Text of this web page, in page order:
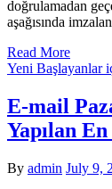
doğrulamadan
aşağısında
Read More
Yeni Başlayanlar
E-mail
Yapılan
By admin July 9,